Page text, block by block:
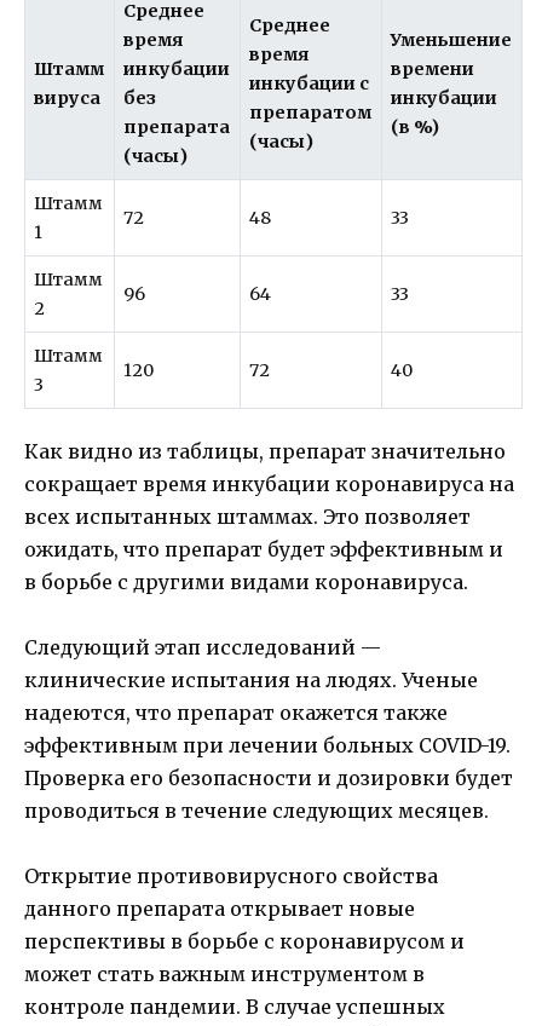
Штамм
вируса
Среднее
время
инкубации
без
препарата
(часы)
Среднее
время
инкубации с
препаратом
(часы)
Уменьшение
времени
инкубации
(в %)
Штамм
1
72 48 33
Штамм
2
96 64 33
Штамм
3
120 72 40
Как видно из таблицы, препарат значительно
сокращает время инкубации коронавируса на
всех испытанных штаммах. Это позволяет
ожидать, что препарат будет эффективным и
в борьбе с другими видами коронавируса.
Следующий этап исследований —
клинические испытания на людях. Ученые
надеются, что препарат окажется также
эффективным при лечении больных COVID-19.
Проверка его безопасности и дозировки будет
проводиться в течение следующих месяцев.
Открытие противовирусного свойства
данного препарата открывает новые
перспективы в борьбе с коронавирусом и
может стать важным инструментом в
контроле пандемии. В случае успешных